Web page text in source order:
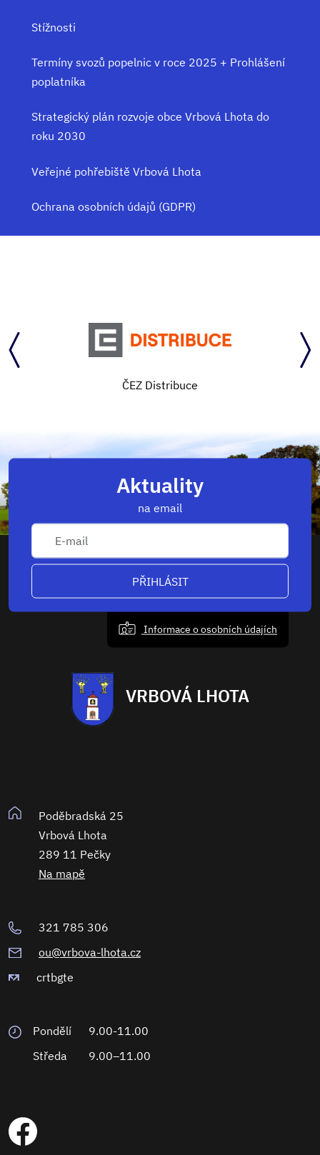
Stížnosti
Termíny svozů popelnic v roce 2025 + Prohlášení
poplatníka
Strategický plán rozvoje obce Vrbová Lhota do
roku 2030
Veřejné pohřebiště Vrbová Lhota
Ochrana osobních údajů (GDPR)
ČEZ Distribuce
Aktuality
na email
PŘIHLÁSIT
Informace o osobních údajích
VRBOVÁ LHOTA
Poděbradská 25
Vrbová Lhota
289 11 Pečky
Na mapě
321 785 306
ou@vrbova-lhota.cz
crtbgte
Pondělí
9.00-11.00
Středa
9.00–11.00